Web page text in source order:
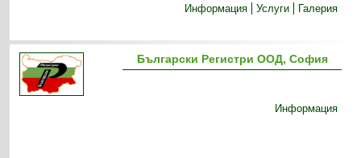
Информация
Услуги Галерия
Български Регистри ООД, София
Информация